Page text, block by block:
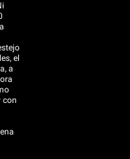
el
a
con